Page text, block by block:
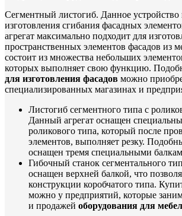
Сегментный листогиб. Данное устройство
изготовления сгибания фасадных
агрегат максимально подходит для
пространственных элементов фасадов из
состоит из множества небольших
которых выполняет свою функцию.
для изготовления фасадов можно
специализированных магазинах и
Листогиб сегментного типа с
Данный агрегат оснащен
роликового типа, который после
элементов, выполняет резку.
оснащен тремя специальными
Гибочный станок сегментального
оснащен верхней балкой, что
конструкции коробчатого типа.
можно у предприятий, которые
и продажей оборудования для